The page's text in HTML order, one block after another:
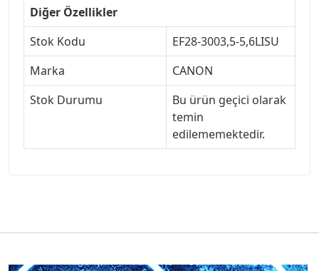
Diğer Özellikler
Stok Kodu
EF28-3003,5-5,6LISU
Marka
CANON
Stok Durumu
Bu ürün geçici olarak
temin
edilememektedir.